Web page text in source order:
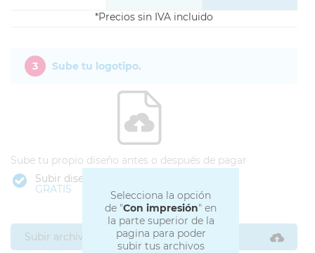
Precios sin IVA incluido
Selecciona la opción
de "Con impresión" en
la parte superior de la
pagina para poder
subir tus archivos
3 Sube tu logotipo.
Sube tu propio diseño antes o después de pagar
Subir diseño
GRATIS
Subir archivos ahora